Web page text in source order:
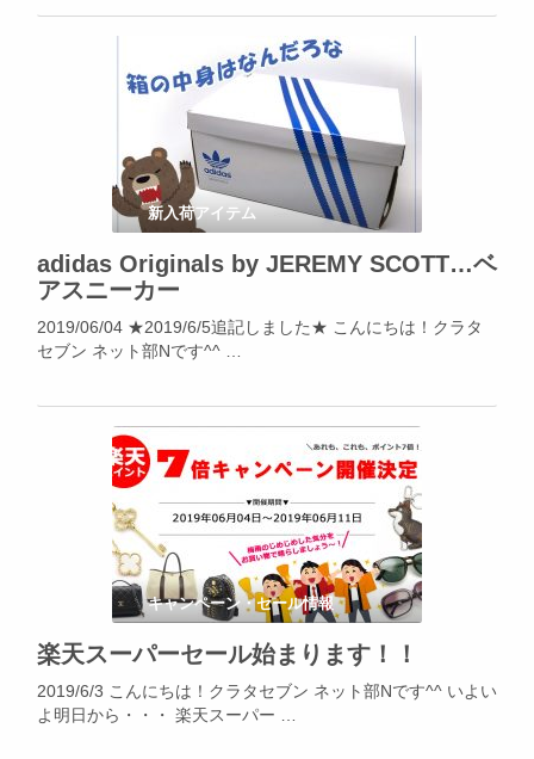
新入荷アイテム
adidas Originals by JEREMY SCOTT…ベ
アスニーカー
2019/06/04 ★2019/6/5追記しました★ こんにちは！クラタ
セブン ネット部Nです^^ …
キャンペーン・セール情報
楽天スーパーセール始まります！！
2019/6/3 こんにちは！クラタセブン ネット部Nです^^ いよい
よ明日から・・・ 楽天スーパー …